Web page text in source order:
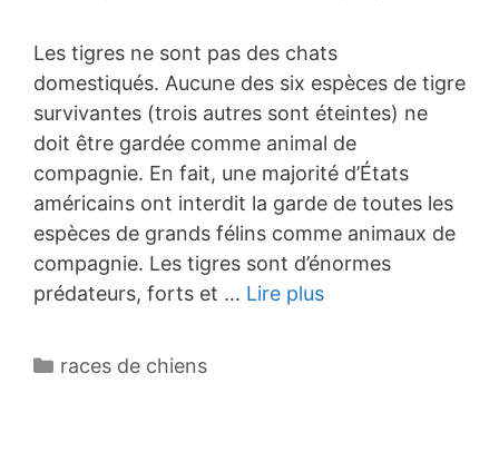
Les tigres ne sont pas des chats
domestiqués. Aucune des six espèces de tigre
survivantes (trois autres sont éteintes) ne
doit être gardée comme animal de
compagnie. En fait, une majorité d’États
américains ont interdit la garde de toutes les
espèces de grands félins comme animaux de
compagnie. Les tigres sont d’énormes
prédateurs, forts et … Lire plus
Catégories
races de chiens